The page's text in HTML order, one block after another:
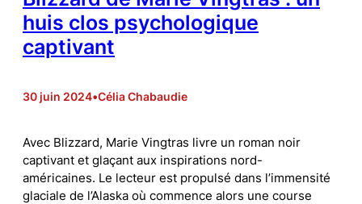
huis clos psychologique
captivant
30 juin 2024•Célia Chabaudie
Avec Blizzard, Marie Vingtras livre un roman noir
captivant et glaçant aux inspirations nord-
américaines. Le lecteur est propulsé dans l’immensité
glaciale de l’Alaska où commence alors une course